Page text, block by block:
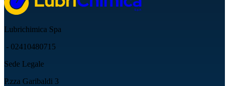
Lubrichimica Spa
- 02410480715
Sede Legale
P.zza Garibaldi 3